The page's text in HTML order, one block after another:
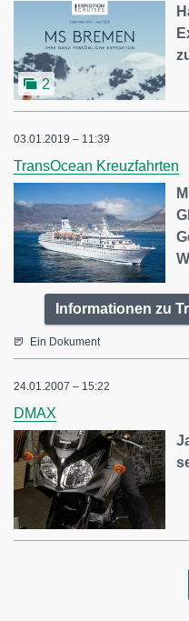
2
03.01.2019 – 11:39
TransOcean Kreuzfahrten
Informationen zu
Ein Dokument
24.01.2007 – 15:22
DMAX